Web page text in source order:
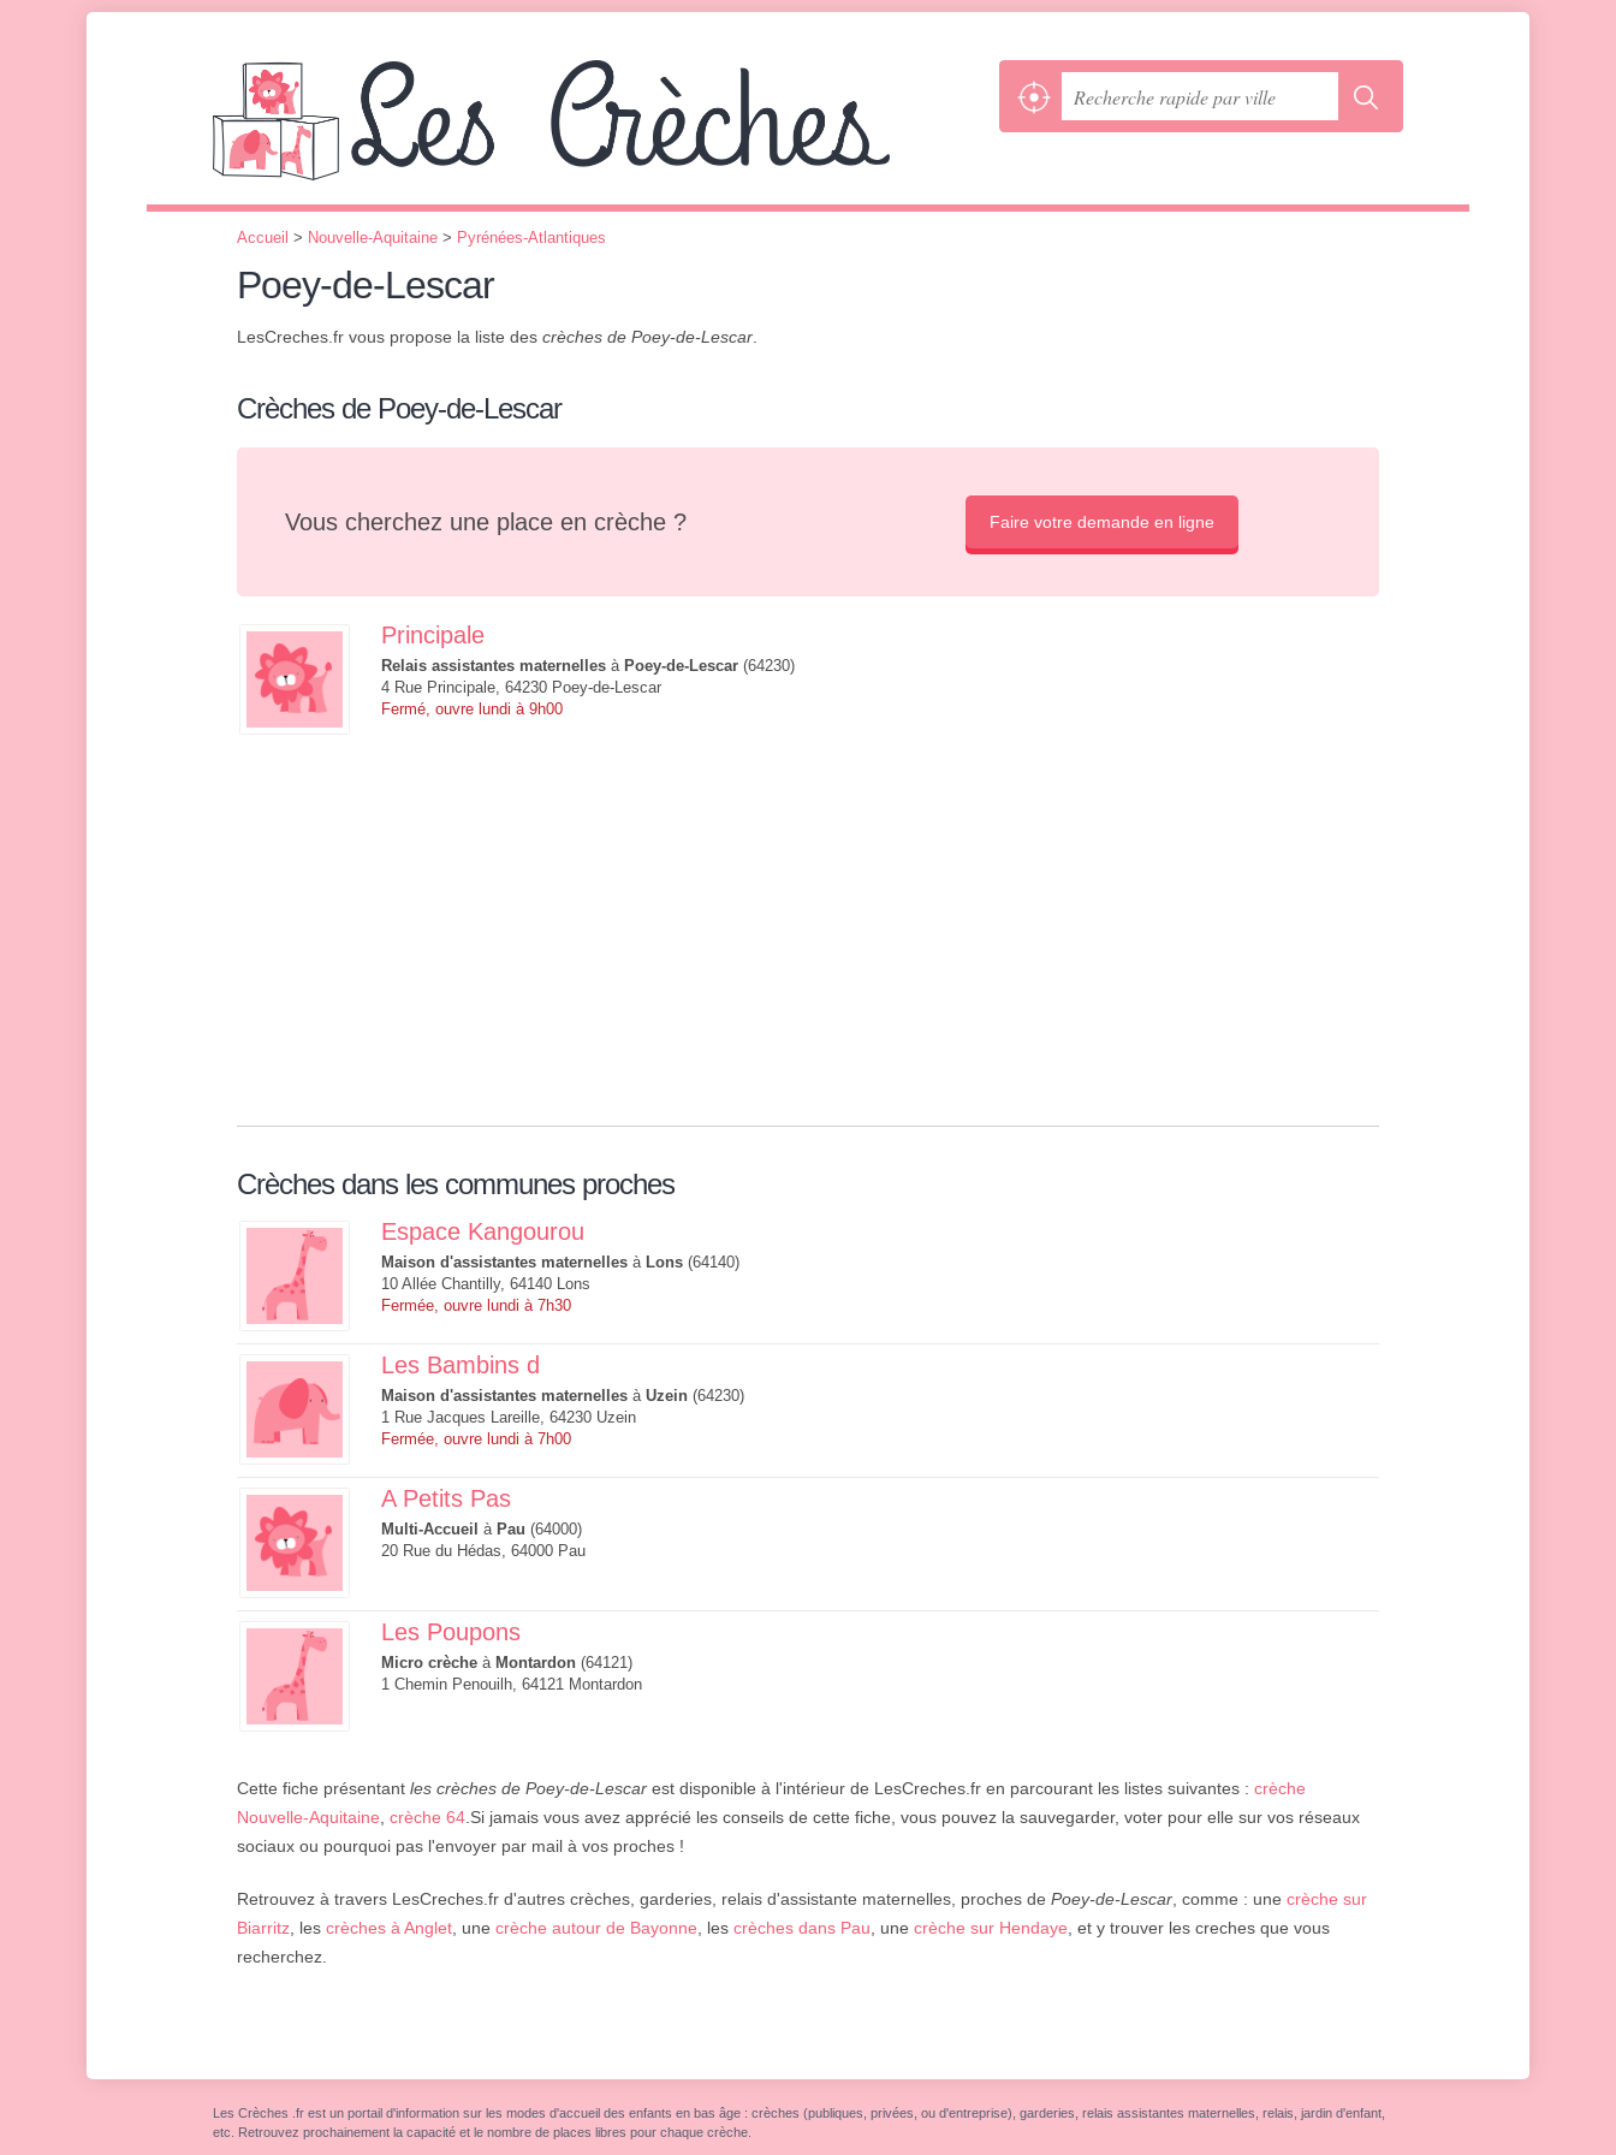
Accueil > Nouvelle-Aquitaine > Pyrénées-Atlantiques
Poey-de-Lescar
LesCreches.fr vous propose la liste des crèches de Poey-de-Lescar
Crèches de Poey-de-Lescar
Vous cherchez une place en crèche ? Faire votre demande en ligne
Principale
Relais assistantes maternelles à Poey-de-Lescar (64230)
4 Rue Principale, 64230 Poey-de-Lescar
Fermé, ouvre lundi à 9h00
Crèches dans les communes proches
Espace Kangourou
Maison d'assistantes maternelles à Lons (64140)
10 Allée Chantilly, 64140 Lons
Fermée, ouvre lundi à 7h30
Les Bambins d
Maison d'assistantes maternelles à Uzein (64230)
1 Rue Jacques Lareille, 64230 Uzein
Fermée, ouvre lundi à 7h00
A Petits Pas
Multi-Accueil à Pau (64000)
20 Rue du Hédas, 64000 Pau
Les Poupons
Micro crèche à Montardon (64121)
1 Chemin Penouilh, 64121 Montardon
Cette fiche présentant les crèches de Poey-de-Lescar est disponible à l'intérieur de LesCreches.fr en parcourant les listes suivantes : crèche
Nouvelle-Aquitaine crèche 64 .Si jamais vous avez apprécié les conseils de cette fiche, vous pouvez la sauvegarder, voter pour elle sur vos réseaux
sociaux ou pourquoi pas l'envoyer par mail à vos proches !
Retrouvez à travers LesCreches.fr d'autres crèches, garderies, relais d'assistante maternelles, proches de Poey-de-Lescar , comme : une crèche sur
Biarritz , les crèches à Anglet , une crèche autour de Bayonne , les crèches dans Pau , une crèche sur Hendaye , et y trouver les creches que vous
recherchez.
Les Crèches .fr est un portail d'information sur les modes d'accueil des enfants en bas âge : crèches (publiques, privées, ou d'entreprise), garderies, relais assistantes maternelles, relais, jardin d'enfant,
etc. Retrouvez prochainement la capacité et le nombre de places libres pour chaque crèche.